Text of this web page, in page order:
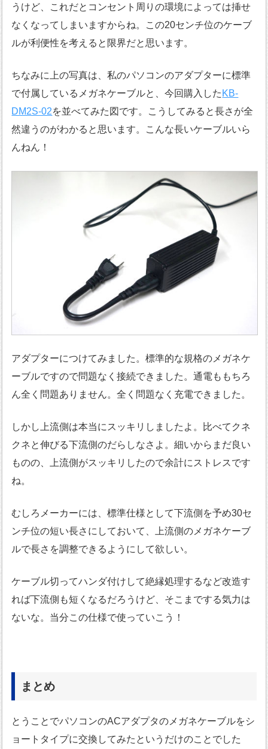
うけど、これだとコンセント周りの環境によっては挿せ
なくなってしまいますからね。この20センチ位のケーブ
ルが利便性を考えると限界だと思います。
ちなみに上の写真は、私のパソコンのアダプターに標準
で付属しているメガネケーブルと、今回購入した KB-
DM2S-02を並べてみた図です。こうしてみると長さが全
然違うのがわかると思います。こんな長いケーブルいら
んねん！
アダプターにつけてみました。標準的な規格のメガネケ
ーブルですので問題なく接続できました。通電ももちろ
ん全く問題ありません。全く問題なく充電できました。
しかし上流側は本当にスッキリしましたよ。比べてクネ
クネと伸びる下流側のだらしなさよ。細いからまだ良い
ものの、上流側がスッキリしたので余計にストレスです
ね。
むしろメーカーには、標準仕様として下流側を予め30セ
ンチ位の短い長さにしておいて、上流側のメガネケーブ
ルで長さを調整できるようにして欲しい。
ケーブル切ってハンダ付けして絶縁処理するなど改造す
れば下流側も短くなるだろうけど、そこまでする気力は
ないな。当分この仕様で使っていこう！
まとめ
とうことでパソコンのACアダプタのメガネケーブルをシ
ョートタイプに交換してみたというだけのことでした